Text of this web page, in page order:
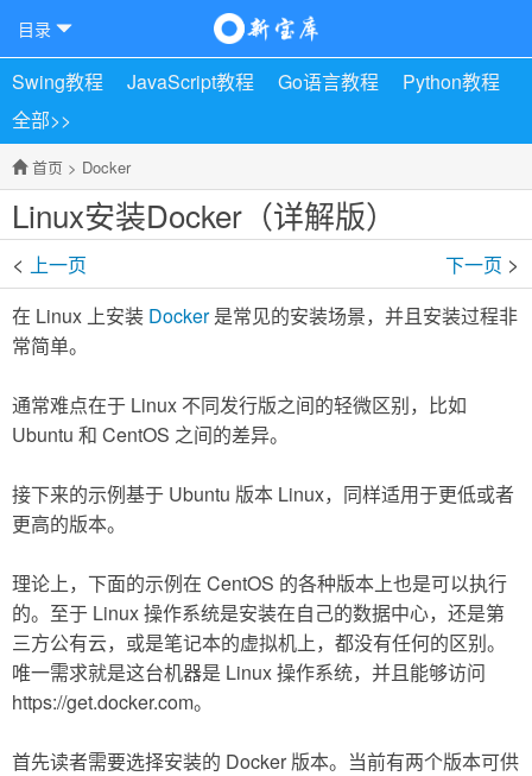
Swing教程 JavaScript教程 Go语言教程
Python教程
全部>>
目录
首页 > Docker
Linux安装Docker（详解版）
< 上一页 下一页 >
在 Linux 上安装 Docker是常见的安装场景，并且安装过程非
常简单。
通常难点在于 Linux 不同发行版之间的轻微区别，比如
Ubuntu 和 CentOS 之间的差异。
接下来的示例基于 Ubuntu 版本 Linux，同样适用于更低或者
更高的版本。
理论上，下面的示例在 CentOS 的各种版本上也是可以执行
的。至于 Linux 操作系统是安装在自己的数据中心，还是第
三方公有云，或是笔记本的虚拟机上，都没有任何的区别。
唯一需求就是这台机器是 Linux 操作系统，并且能够访问
https://get.docker.com。
首先读者需要选择安装的 Docker 版本。当前有两个版本可供